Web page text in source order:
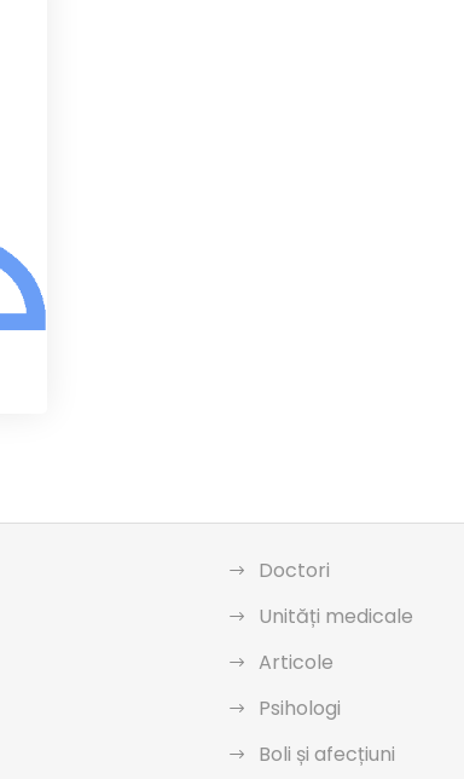
Doctori
Unități medicale
Articole
Psihologi
Boli și afecțiuni